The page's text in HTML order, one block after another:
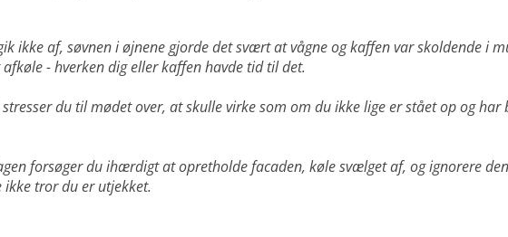
ikke af, søvnen i øjnene gjorde det svært at vågne og kaffen var skoldende i
- hverken dig eller kaffen havde tid til det.
du til mødet over, at skulle virke som om du ikke lige er stået op og
forsøger du ihærdigt at opretholde facaden, køle svælget af, og ignorere
ikke tror du er utjekket.